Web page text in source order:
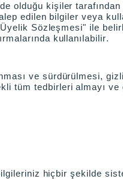
olduğu kişiler
edilen bilgiler veya
Sözleşmesi" ile
kullanılabilir.
ve sürdürülmesi,
tüm tedbirleri almayı
hiçbir şekilde